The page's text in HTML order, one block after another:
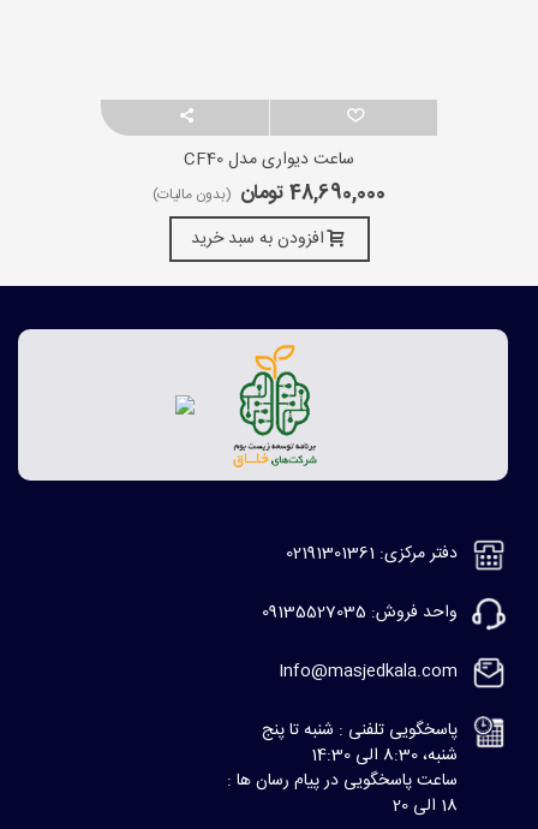
ساعت دیواری مدل CF40
48,690,000 تومان (بدون مالیات)
افزودن به سبد خرید
دفتر مرکزی: 02191301361
واحد فروش: 09135527035
Info@masjedkala.com
پاسخگویی تلفنی : شنبه تا پنج
شنبه، 8:30 الی 14:30
ساعت پاسخگویی در پیام رسان ها :
18 الی 20